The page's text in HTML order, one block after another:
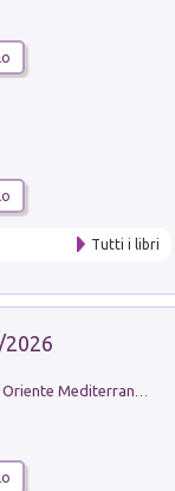
Tutti i libri